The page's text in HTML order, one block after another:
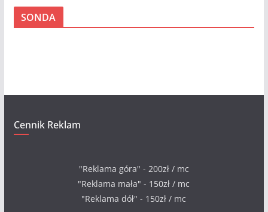
c
SONDA
Cennik Reklam
"Reklama góra" - 200zł / mc
"Reklama mała" - 150zł / mc
"Reklama dół" - 150zł / mc